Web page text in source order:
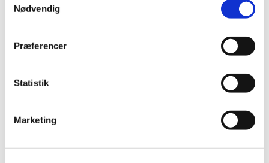
Nødvendig
Præferencer
Statistik
Marketing
383339040